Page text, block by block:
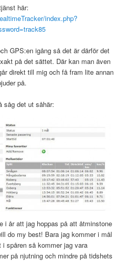
här:
index.php?
GPS:en igång så det är därför det
på det sättet. Där kan man även
direkt till mig och få fram lite annan
på.
såg det ut såhär:
i år att jag hoppas på att åtminstone
do my best! Bara jag kommer i mål
spåren så kommer jag vara
på njutning och mindre på tidshets